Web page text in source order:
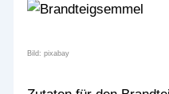
Bild: pixabay